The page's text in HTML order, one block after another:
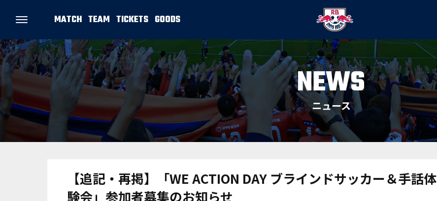
MATCH TEAM TICKETS GOODS
NEWS
ニュース
【追記・再掲】「WE ACTION DAY ブラインドサッカー＆手話体
験会」参加者募集のお知らせ